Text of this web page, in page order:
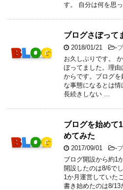
す。 自分は何を思
ブログさぼって
2018/01/21 -
お久しぶりです。
ぼってました。理
からです。ブログを
な事態になるとは
長続きしない …
ブログを始めて
めてみた
2017/09/01 -
ブログ開設から約1
開設したのは8/6で
1か月運営していた
書き始めたのは8/13